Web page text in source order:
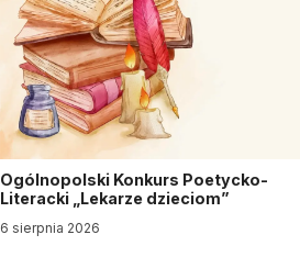
Ogólnopolski Konkurs Poetycko-
Literacki „Lekarze dzieciom”
6 sierpnia 2026